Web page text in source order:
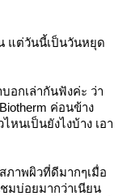
ต่วันนี้เป็นวันหยุด
อกเล่ากันฟังค่ะ ว่า
ค่อนข้าง
หนเป็นยังไงบ้าง เอา
าพผิวที่ดีมากๆเมื่อ
มบ่อยมากว่าเนียน